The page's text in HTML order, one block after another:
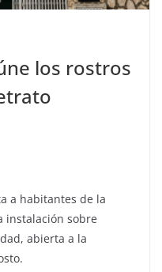
los rostros
a habitantes de la
instalación sobre
abierta a la